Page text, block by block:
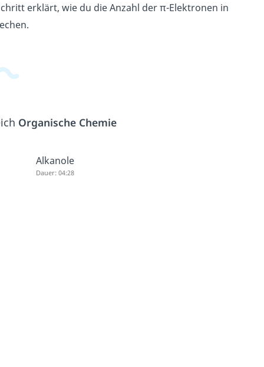
erklärt, wie du die Anzahl der π-Elektronen in
Organische Chemie
Alkanole
Dauer: 04:28